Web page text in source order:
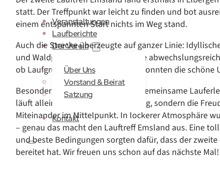
Veranstaltungen
Laufberichte
Der Verein
Über Uns
Vorstand & Beirat
Satzung
Kontakt
statt. Der Treffpunkt war leicht zu finden und bot
einem entspannten Start nichts im Weg stand.
Auch die Strecke überzeugte auf ganzer Linie:
und Waldpassagen sorgten für eine
ob Laufgruppe oder Walker – alle konnten die schöne
Besonders schön war wieder das gemeinsame
läuft allein“ stand nicht die Leistung, sondern die
Miteinander im Mittelpunkt. In lockerer Atmosphäre
– genau das macht den Lauftreff Emsland aus. Eine
und beste Bedingungen sorgten dafür, dass der
bereitet hat. Wir freuen uns schon auf das nächste Mal!